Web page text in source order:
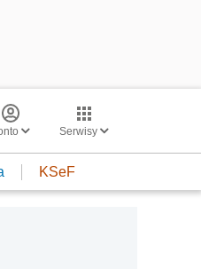
Serwisy
KSeF